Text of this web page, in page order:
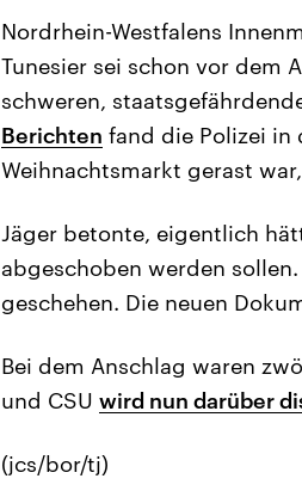
Nordrhein-Westfalens
Tunesier sei schon vor dem
schweren,
Berichten fand die Polizei in
Weihnachtsmarkt gerast
Jäger betonte, eigentlich
abgeschoben werden
geschehen. Die neuen
Bei dem Anschlag waren
und CSU wird nun darüber
(jcs/bor/tj)